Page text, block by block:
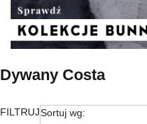
Dywany Costa
FILTRUJSortuj wg: